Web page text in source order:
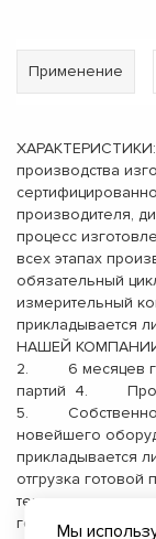
Применение
производства
производителя,
процесс
всех этапах
обязательный
измерительный
прикладывается
НАШЕЙ
2. 6 месяцев
партий 4.
5. Собственное
новейшего
прикладывается
отгрузка
терминала
года
Мы